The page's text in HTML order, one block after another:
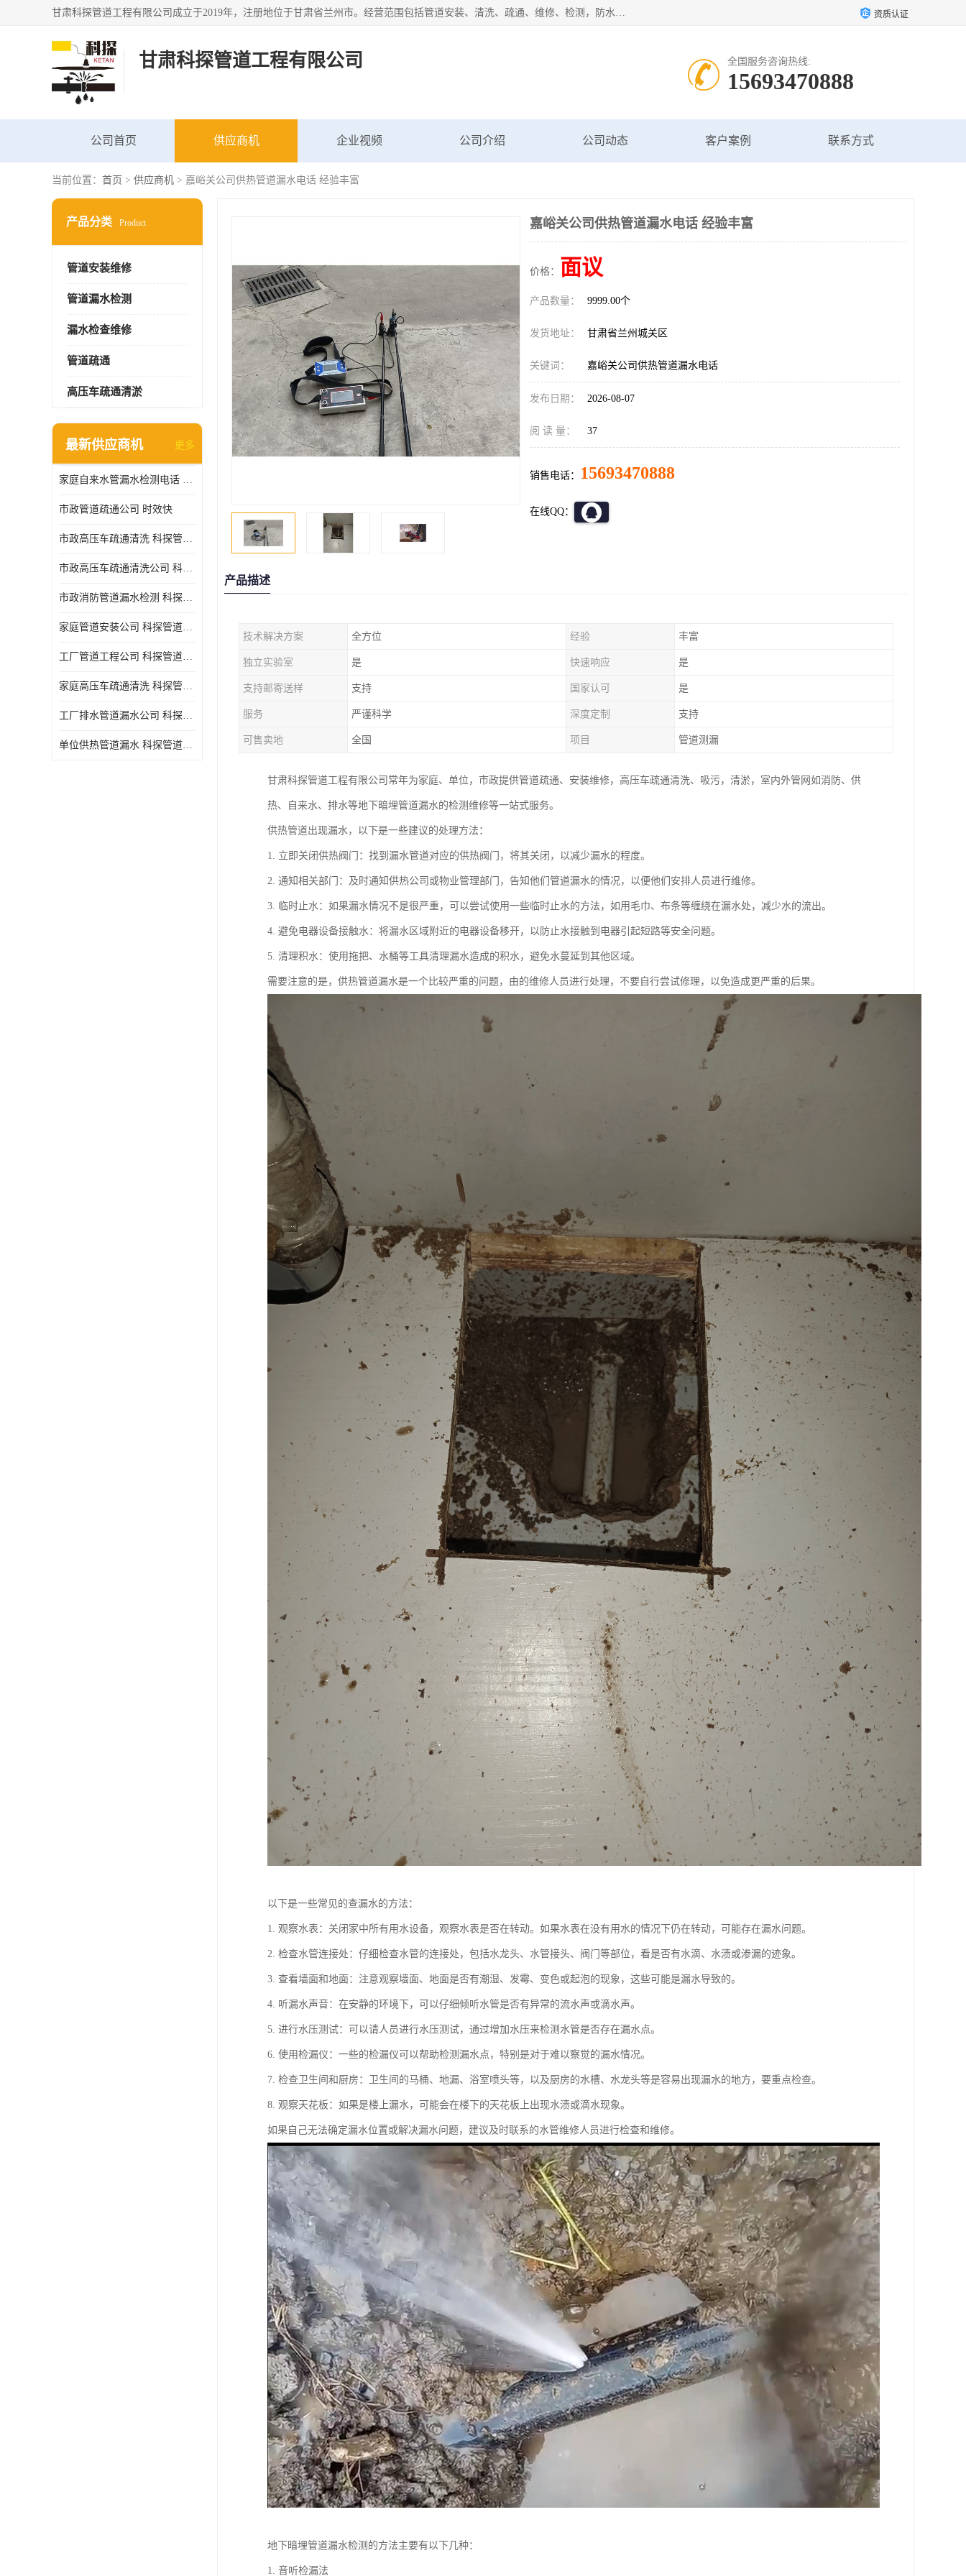
甘肃科探管道工程有限公司成立于2019年，注册地位于甘肃省兰州市。经营范围包括管道安装、清洗、疏通、维修、检测，防水工程，工程钻孔，化粪池清理，暖气安装，给排水管道安装维修，室内外管道如消防、供水、供热管道漏水检测定位，室内外防水堵漏等。 资质认证
甘肃科探管道工程有限公司 全国服务咨询热线:
15693470888
公司首页 供应商机 企业视频 公司介绍 公司动态 客户案例 联系方式
当前位置： 首页 > 供应商机 > 嘉峪关公司供热管道漏水电话 经验丰富
产品分类 Product
管道安装维修
管道漏水检测
漏水检查维修
管道疏通
高压车疏通清淤
最新供应商机 更多
家庭自来水管漏水检测电话 服务周到
市政管道疏通公司 时效快
市政高压车疏通清洗 科探管道工程 设备齐
市政高压车疏通清洗公司 科探管道工程 经验丰富
市政消防管道漏水检测 科探管道工程 快速上门
家庭管道安装公司 科探管道工程 团队服务
工厂管道工程公司 科探管道工程 时效快
家庭高压车疏通清洗 科探管道工程 服务周到
工厂排水管道漏水公司 科探管道工程 快速上门
单位供热管道漏水 科探管道工程 设备齐
嘉峪关公司供热管道漏水电话 经验丰富
价格： 面议
产品数量： 9999.00个
发货地址： 甘肃省兰州城关区
关键词： 嘉峪关公司供热管道漏水电话
发布日期： 2026-08-07
阅 读 量： 37
销售电话： 15693470888
在线QQ：
产品描述
技术解决方案 全方位 经验 丰富
独立实验室 是 快速响应 是
支持邮寄送样 支持 国家认可 是
服务 严谨科学 深度定制 支持
可售卖地 全国 项目 管道测漏
甘肃科探管道工程有限公司常年为家庭、单位，市政提供管道疏通、安装维修，高压车疏通清洗、吸污，清淤，室内外管网如消防、供
热、自来水、排水等地下暗埋管道漏水的检测维修等一站式服务。
供热管道出现漏水，以下是一些建议的处理方法：
1. 立即关闭供热阀门：找到漏水管道对应的供热阀门，将其关闭，以减少漏水的程度。
2. 通知相关部门：及时通知供热公司或物业管理部门，告知他们管道漏水的情况，以便他们安排人员进行维修。
3. 临时止水：如果漏水情况不是很严重，可以尝试使用一些临时止水的方法，如用毛巾、布条等缠绕在漏水处，减少水的流出。
4. 避免电器设备接触水：将漏水区域附近的电器设备移开，以防止水接触到电器引起短路等安全问题。
5. 清理积水：使用拖把、水桶等工具清理漏水造成的积水，避免水蔓延到其他区域。
需要注意的是，供热管道漏水是一个比较严重的问题，由的维修人员进行处理，不要自行尝试修理，以免造成更严重的后果。
以下是一些常见的查漏水的方法：
1. 观察水表：关闭家中所有用水设备，观察水表是否在转动。如果水表在没有用水的情况下仍在转动，可能存在漏水问题。
2. 检查水管连接处：仔细检查水管的连接处，包括水龙头、水管接头、阀门等部位，看是否有水滴、水渍或渗漏的迹象。
3. 查看墙面和地面：注意观察墙面、地面是否有潮湿、发霉、变色或起泡的现象，这些可能是漏水导致的。
4. 听漏水声音：在安静的环境下，可以仔细倾听水管是否有异常的流水声或滴水声。
5. 进行水压测试：可以请人员进行水压测试，通过增加水压来检测水管是否存在漏水点。
6. 使用检漏仪：一些的检漏仪可以帮助检测漏水点，特别是对于难以察觉的漏水情况。
7. 检查卫生间和厨房：卫生间的马桶、地漏、浴室喷头等，以及厨房的水槽、水龙头等是容易出现漏水的地方，要重点检查。
8. 观察天花板：如果是楼上漏水，可能会在楼下的天花板上出现水渍或滴水现象。
如果自己无法确定漏水位置或解决漏水问题，建议及时联系的水管维修人员进行检查和维修。
地下暗埋管道漏水检测的方法主要有以下几种：
1. 音听检漏法